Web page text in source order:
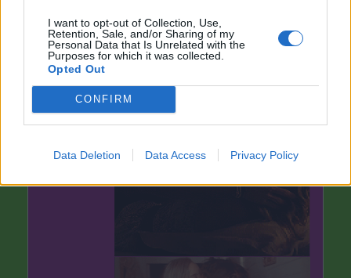
I want to opt-out of Collection, Use,
Retention, Sale, and/or Sharing of my
Personal Data that Is Unrelated with the
Purposes for which it was collected.
Opted Out
CONFIRM
Data Deletion Data Access Privacy Policy